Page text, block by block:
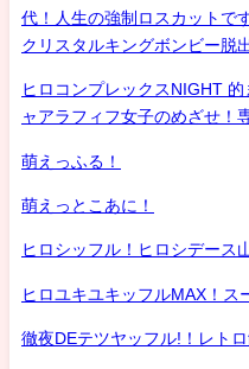
代！人生の強制ロスカットで
クリスタルキングボンビー脱
ヒロコンプレックスNIGHT
ャアラフィフ女子のめざせ！
萌えっふる！
萌えっとこあに！
ヒロシッフル！ヒロシデース
ヒロユキユキッフルMAX！ス
徹夜DEテツヤッフル!！レトロ